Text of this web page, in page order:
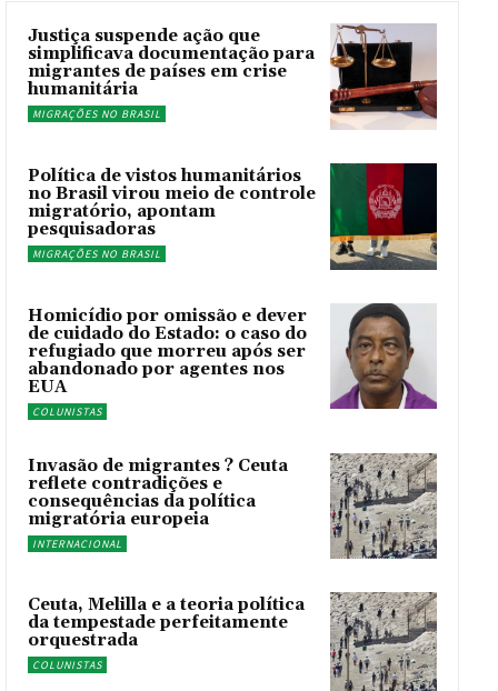
Justiça suspende ação que
simplificava documentação para
migrantes de países em crise
humanitária
MIGRAÇÕES NO BRASIL
Política de vistos humanitários
no Brasil virou meio de controle
migratório, apontam
pesquisadoras
MIGRAÇÕES NO BRASIL
Homicídio por omissão e dever
de cuidado do Estado: o caso do
refugiado que morreu após ser
abandonado por agentes nos
EUA
COLUNISTAS
Invasão de migrantes ? Ceuta
reflete contradições e
consequências da política
migratória europeia
INTERNACIONAL
Ceuta, Melilla e a teoria política
da tempestade perfeitamente
orquestrada
COLUNISTAS